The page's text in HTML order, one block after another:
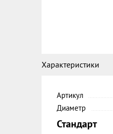
Характеристики
Артикул
Диаметр
Стандарт